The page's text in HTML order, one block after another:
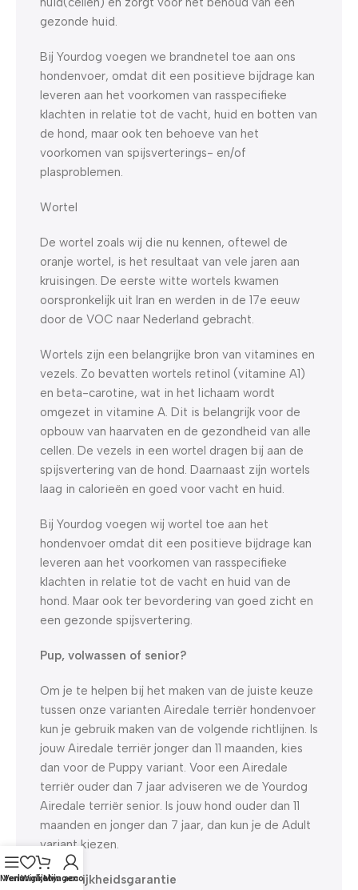
gezonde huid.
Bij Yourdog voegen we brandnetel toe aan ons
hondenvoer, omdat dit een positieve bijdrage kan
leveren aan het voorkomen van rasspecifieke
klachten in relatie tot de vacht, huid en botten van
de hond, maar ook ten behoeve van het
voorkomen van spijsverterings- en/of
plasproblemen.
Wortel
De wortel zoals wij die nu kennen, oftewel de
oranje wortel, is het resultaat van vele jaren aan
kruisingen. De eerste witte wortels kwamen
oorspronkelijk uit Iran en werden in de 17e eeuw
door de VOC naar Nederland gebracht.
Wortels zijn een belangrijke bron van vitamines en
vezels. Zo bevatten wortels retinol (vitamine A1)
en beta-carotine, wat in het lichaam wordt
omgezet in vitamine A. Dit is belangrijk voor de
opbouw van haarvaten en de gezondheid van alle
cellen. De vezels in een wortel dragen bij aan de
spijsvertering van de hond. Daarnaast zijn wortels
laag in calorieën en goed voor vacht en huid.
Bij Yourdog voegen wij wortel toe aan het
hondenvoer omdat dit een positieve bijdrage kan
leveren aan het voorkomen van rasspecifieke
klachten in relatie tot de vacht en huid van de
hond. Maar ook ter bevordering van goed zicht en
een gezonde spijsvertering.
Pup, volwassen of senior?
Om je te helpen bij het maken van de juiste keuze
tussen onze varianten Airedale terriër hondenvoer
kun je gebruik maken van de volgende richtlijnen. Is
jouw Airedale terriër jonger dan 11 maanden, kies
dan voor de Puppy variant. Voor een Airedale
terriër ouder dan 7 jaar adviseren we de Yourdog
Airedale terriër senior. Is jouw hond ouder dan 11
maanden en jonger dan 7 jaar, dan kun je de Adult
variant kiezen.
Smakelijkheidsgarantie
Menu
Verlanglijst
Winkelwagen
Mijn account